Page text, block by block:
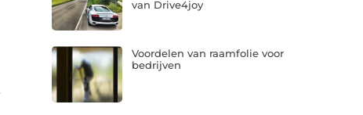
van Drive4joy
Voordelen van raamfolie voor
bedrijven